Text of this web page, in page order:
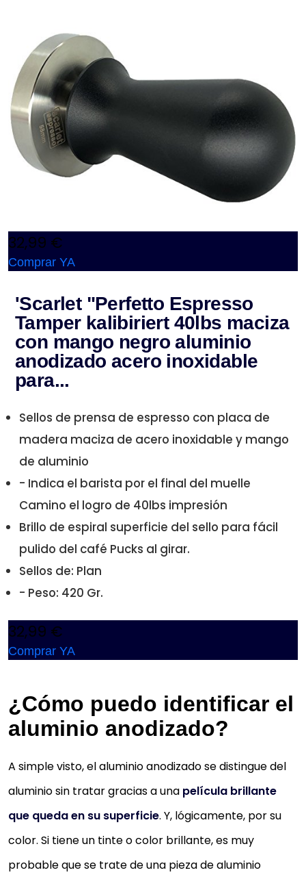
32,99 €
Comprar YA
'Scarlet "Perfetto Espresso
Tamper kalibiriert 40lbs maciza
con mango negro aluminio
anodizado acero inoxidable
para...
Sellos de prensa de espresso con placa de
madera maciza de acero inoxidable y mango
de aluminio
- Indica el barista por el final del muelle
Camino el logro de 40lbs impresión
Brillo de espiral superficie del sello para fácil
pulido del café Pucks al girar.
Sellos de: Plan
- Peso: 420 Gr.
32,99 €
Comprar YA
¿Cómo puedo identificar el
aluminio anodizado?
A simple visto, el aluminio anodizado se distingue del
aluminio sin tratar gracias a una película brillante
que queda en su superficie. Y, lógicamente, por su
color. Si tiene un tinte o color brillante, es muy
probable que se trate de una pieza de aluminio